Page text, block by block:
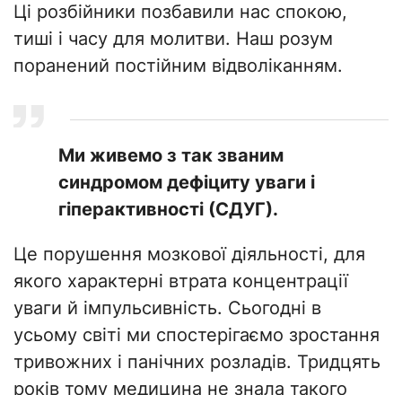
Ці розбійники позбавили нас спокою,
тиші і часу для молитви. Наш розум
поранений постійним відволіканням.
Ми живемо з так званим
синдромом дефіциту уваги і
гіперактивності (СДУГ).
Це порушення мозкової діяльності, для
якого характерні втрата концентрації
уваги й імпульсивність. Сьогодні в
усьому світі ми спостерігаємо зростання
тривожних і панічних розладів. Тридцять
років тому медицина не знала такого